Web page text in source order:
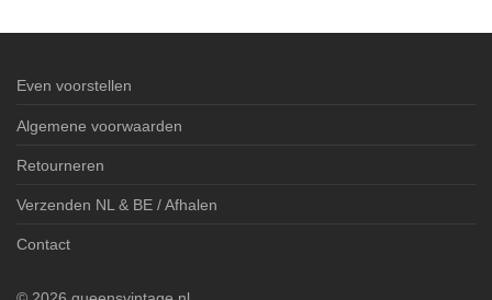
Even voorstellen
Algemene voorwaarden
Retourneren
Verzenden NL & BE / Afhalen
Contact